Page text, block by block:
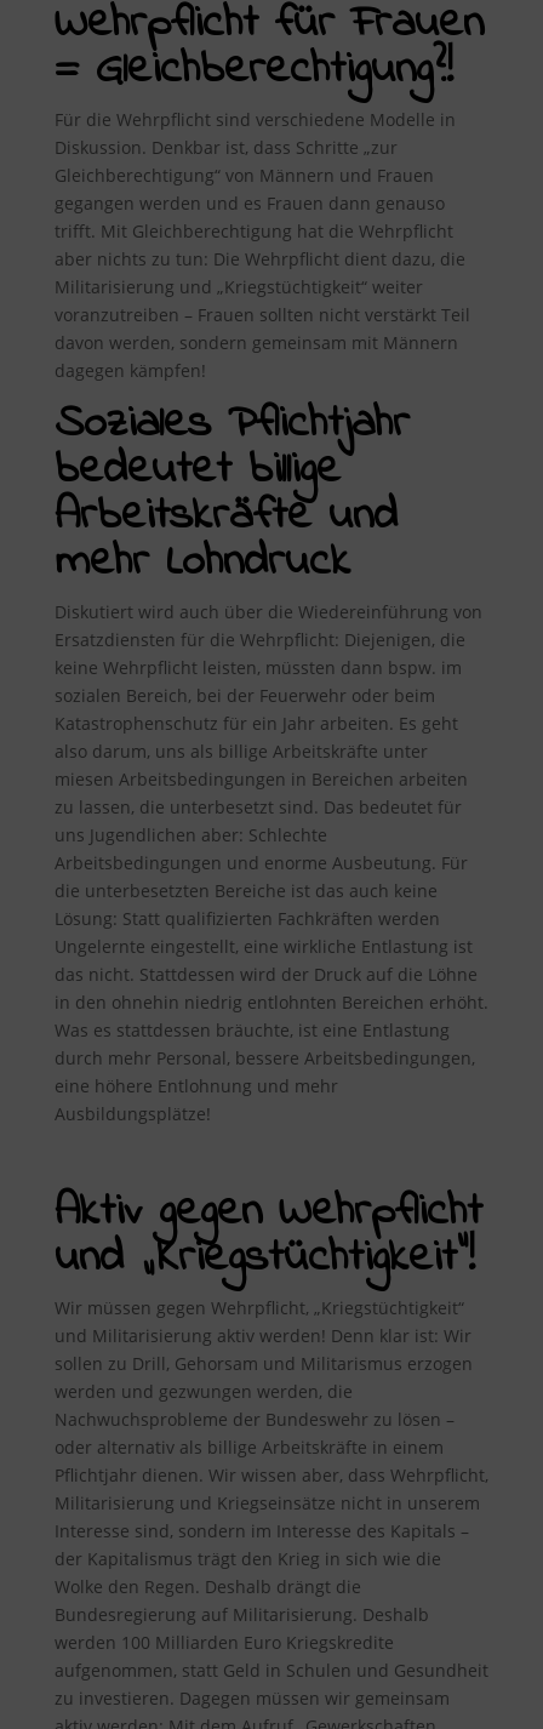
Wehrpflicht für Frauen
= Gleichberechtigung?!
Für die Wehrpflicht sind verschiedene Modelle in
Diskussion. Denkbar ist, dass Schritte „zur
Gleichberechtigung“ von Männern und Frauen
gegangen werden und es Frauen dann genauso
trifft. Mit Gleichberechtigung hat die Wehrpflicht
aber nichts zu tun: Die Wehrpflicht dient dazu, die
Militarisierung und „Kriegstüchtigkeit“ weiter
voranzutreiben – Frauen sollten nicht verstärkt Teil
davon werden, sondern gemeinsam mit Männern
dagegen kämpfen!
Soziales Pflichtjahr
bedeutet billige
Arbeitskräfte und
mehr Lohndruck
Diskutiert wird auch über die Wiedereinführung von
Ersatzdiensten für die Wehrpflicht: Diejenigen, die
keine Wehrpflicht leisten, müssten dann bspw. im
sozialen Bereich, bei der Feuerwehr oder beim
Katastrophenschutz für ein Jahr arbeiten. Es geht
also darum, uns als billige Arbeitskräfte unter
miesen Arbeitsbedingungen in Bereichen arbeiten
zu lassen, die unterbesetzt sind. Das bedeutet für
uns Jugendlichen aber: Schlechte
Arbeitsbedingungen und enorme Ausbeutung. Für
die unterbesetzten Bereiche ist das auch keine
Lösung: Statt qualifizierten Fachkräften werden
Ungelernte eingestellt, eine wirkliche Entlastung ist
das nicht. Stattdessen wird der Druck auf die Löhne
in den ohnehin niedrig entlohnten Bereichen erhöht.
Was es stattdessen bräuchte, ist eine Entlastung
durch mehr Personal, bessere Arbeitsbedingungen,
eine höhere Entlohnung und mehr
Ausbildungsplätze!
Aktiv gegen Wehrpflicht
und „Kriegstüchtigkeit“!
Wir müssen gegen Wehrpflicht, „Kriegstüchtigkeit“
und Militarisierung aktiv werden! Denn klar ist: Wir
sollen zu Drill, Gehorsam und Militarismus erzogen
werden und gezwungen werden, die
Nachwuchsprobleme der Bundeswehr zu lösen –
oder alternativ als billige Arbeitskräfte in einem
Pflichtjahr dienen. Wir wissen aber, dass Wehrpflicht,
Militarisierung und Kriegseinsätze nicht in unserem
Interesse sind, sondern im Interesse des Kapitals –
der Kapitalismus trägt den Krieg in sich wie die
Wolke den Regen. Deshalb drängt die
Bundesregierung auf Militarisierung. Deshalb
werden 100 Milliarden Euro Kriegskredite
aufgenommen, statt Geld in Schulen und Gesundheit
zu investieren. Dagegen müssen wir gemeinsam